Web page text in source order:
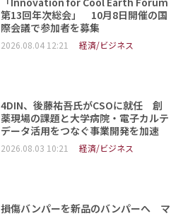
第13回年次総会」 10月8日開催の国
際会議で参加者を募集
2026.08.04 12:21 経済/ビジネス
4DIN、後藤祐吾氏がCSOに就任 創
薬現場の課題と大学病院・電子カルテ
データ活用をつなぐ事業開発を加速
2026.08.03 10:21 経済/ビジネス
損傷バンパーを新品のバンパーへ マ